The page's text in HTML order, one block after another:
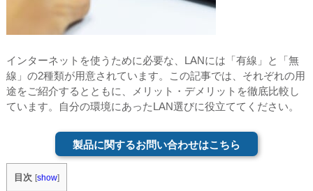
インターネットを使うために必要な、LANには「有線」と「無
線」の2種類が用意されています。この記事では、それぞれの用
途をご紹介するとともに、メリット・デメリットを徹底比較し
ています。自分の環境にあったLAN選びに役立ててください。
製品に関するお問い合わせはこちら
目次 [show]